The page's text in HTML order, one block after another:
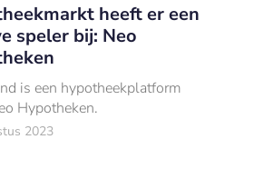
heeft er een
speler bij: Neo
is een hypotheekplatform
Hypotheken.
2023